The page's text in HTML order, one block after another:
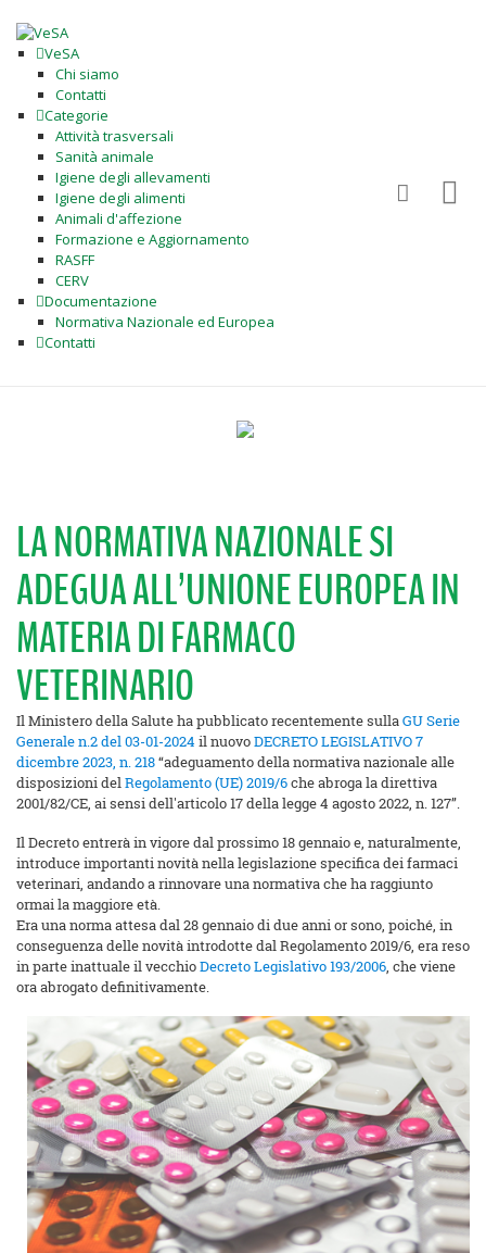
VeSA
Chi siamo
Contatti
Categorie
Attività trasversali
Sanità animale
Igiene degli allevamenti
Igiene degli alimenti
Animali d'affezione
Formazione e Aggiornamento
RASFF
CERV
Documentazione
Normativa Nazionale ed Europea
Contatti
LA NORMATIVA NAZIONALE SI
ADEGUA ALL’UNIONE EUROPEA IN
MATERIA DI FARMACO
VETERINARIO
Il Ministero della Salute ha pubblicato recentemente sullaGU Serie
Generale n.2 del 03-01-2024 il nuovoDECRETO LEGISLATIVO 7
dicembre 2023, n. 218“adeguamento della normativa nazionale alle
disposizioni delRegolamento (UE) 2019/6che abroga la direttiva
2001/82/CE, ai sensi dell'articolo 17 della legge 4 agosto 2022, n. 127”.
Il Decreto entrerà in vigore dal prossimo 18 gennaio e, naturalmente,
introduce importanti novità nella legislazione specifica dei farmaci
veterinari, andando a rinnovare una normativa che ha raggiunto
ormai la maggiore età.
Era una norma attesa dal 28 gennaio di due anni or sono, poiché, in
conseguenza delle novità introdotte dal Regolamento 2019/6, era reso
in parte inattuale il vecchioDecreto Legislativo 193/2006, che viene
ora abrogato definitivamente.